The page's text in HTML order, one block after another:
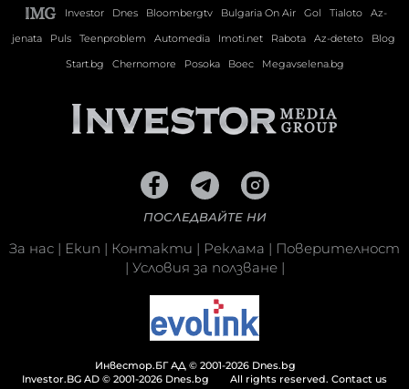
Investor Dnes Bloombergtv Bulgaria On Air Gol Tialoto
Az-
jenata
Puls Teenproblem Automedia Imoti.net Rabota Az-deteto
Blog
Start.bg
Chernomore Posoka Boec Megavselena.bg
ПОСЛЕДВАЙТЕ НИ
За нас | Екип | Контакти | Реклама | Поверителност
| Условия за ползване|
Инвестор.БГ АД © 2001-2026 Dnes.bg
Investor.BG AD © 2001-2026 Dnes.bg
All rights reserved. Contact us